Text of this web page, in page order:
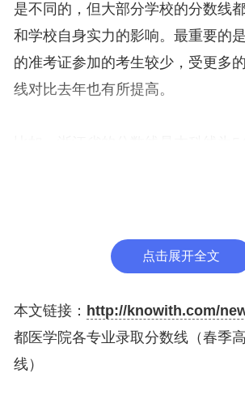
是不同的，但大部分学校的分数线
和学校自身实力的影响。最重要的
的准考证参加的考生较少，受更多
线对比去年也有所提高。
分，专科线为356分；安徽省本科线
线为401分；福建省本科线为475分
分；江苏省本科线为547分，专科
市本科线为445分，专科线为391分
区本科线为459分，专科线为412分
点击展开全文
本文链接： http://knowith.com/
都医学院各专业录取分数线（春季
线）